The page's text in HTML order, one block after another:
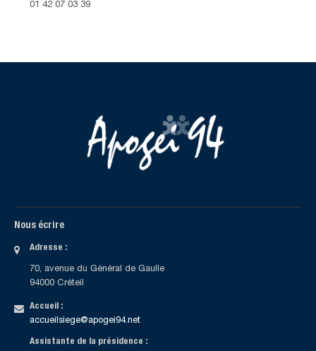
01 42 07 03 39
Nous écrire
Adresse :
70, avenue du Général de Gaulle
94000 Créteil
Accueil :
accueilsiege@apogei94.net
Assistante de la présidence :